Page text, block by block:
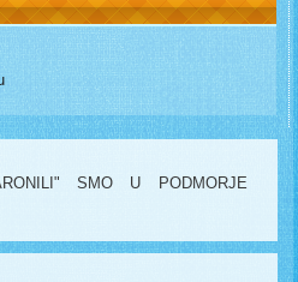
SMO U PODMORJE